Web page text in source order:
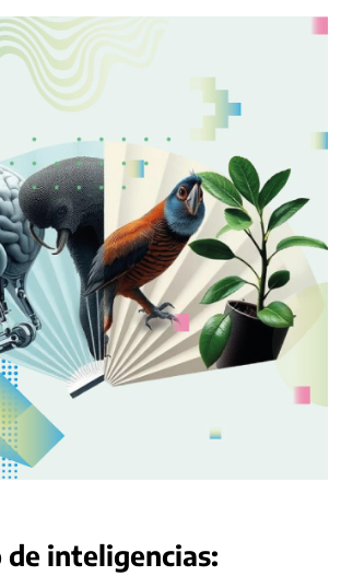
de inteligencias: